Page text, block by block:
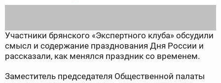
Участники брянского «Экспертного клуба» обсудили
смысл и содержание празднования Дня России и
рассказали, как менялся праздник со временем.
Заместитель председателя Общественной палаты